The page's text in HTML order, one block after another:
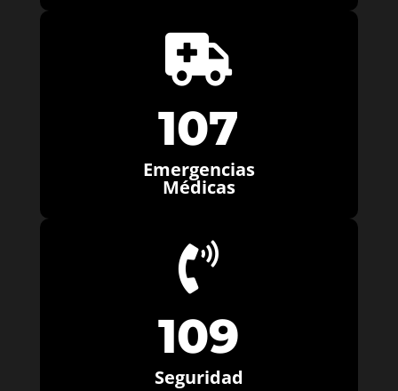

107
Emergencias
Médicas

109
Seguridad